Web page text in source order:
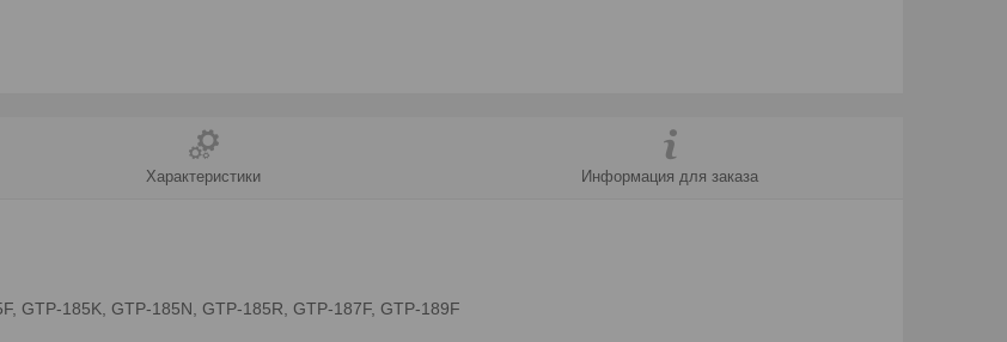
Характеристики Информация для заказа
GTP-185K, GTP-185N, GTP-185R, GTP-187F, GTP-189F